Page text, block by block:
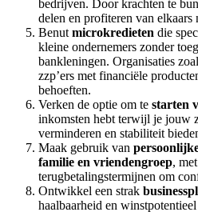
bedrijven. Door krachten te
delen en profiteren van elkaars
Benut microkredieten die
kleine ondernemers zonder
bankleningen. Organisaties
zzp’ers met financiële
behoeften.
Verken de optie om te starten
inkomsten hebt terwijl je jouw
verminderen en stabiliteit
Maak gebruik van
familie en vriendengroep,
terugbetalingstermijnen om
Ontwikkel een strak
haalbaarheid en